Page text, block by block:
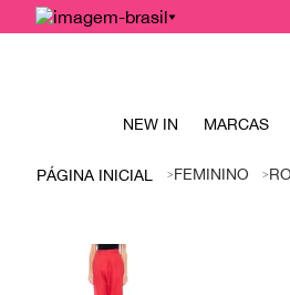
NEW IN MARCAS
FEMININO